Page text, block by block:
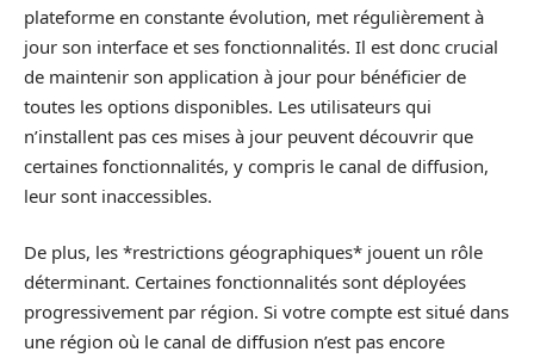
plateforme en constante évolution, met régulièrement à
jour son interface et ses fonctionnalités. Il est donc crucial
de maintenir son application à jour pour bénéficier de
toutes les options disponibles. Les utilisateurs qui
n’installent pas ces mises à jour peuvent découvrir que
certaines fonctionnalités, y compris le canal de diffusion,
leur sont inaccessibles.
De plus, les *restrictions géographiques* jouent un rôle
déterminant. Certaines fonctionnalités sont déployées
progressivement par région. Si votre compte est situé dans
une région où le canal de diffusion n’est pas encore